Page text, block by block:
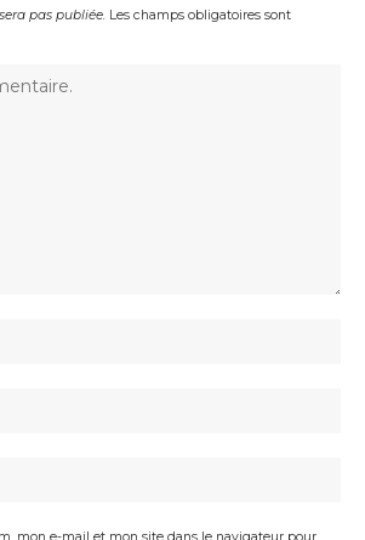
pas publiée. Les champs obligatoires sont
mon e-mail et mon site dans le navigateur pour